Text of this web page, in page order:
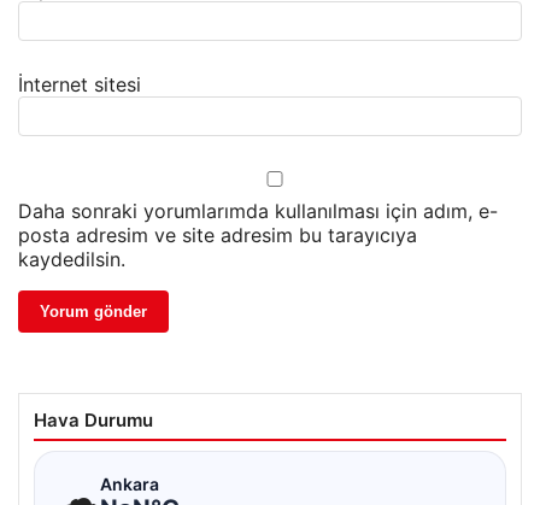
İnternet sitesi
Daha sonraki yorumlarımda kullanılması için adım, e-
posta adresim ve site adresim bu tarayıcıya
kaydedilsin.
Hava Durumu
Ankara